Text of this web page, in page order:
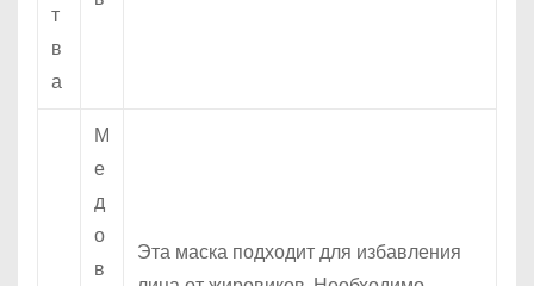
т
в
а
М
е
д
о
в
Эта маска подходит для избавления